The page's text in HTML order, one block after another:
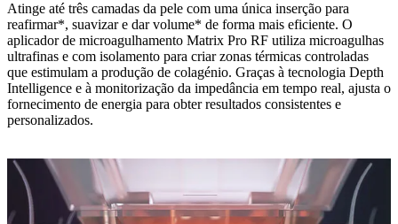
Atinge até três camadas da pele com uma única inserção para
reafirmar*, suavizar e dar volume* de forma mais eficiente. O
aplicador de microagulhamento Matrix Pro RF utiliza microagulhas
ultrafinas e com isolamento para criar zonas térmicas controladas
que estimulam a produção de colagénio. Graças à tecnologia Depth
Intelligence e à monitorização da impedância em tempo real, ajusta o
fornecimento de energia para obter resultados consistentes e
personalizados.